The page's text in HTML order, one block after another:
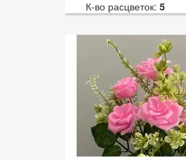
К-во расцветок: 5
К-во голов:
Артикул:3041
Диаметр цветка:5